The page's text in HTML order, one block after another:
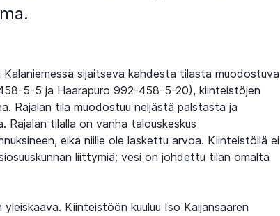
Kalaniemessä sijaitseva kahdesta tilasta muodostuva
5-5 ja Haarapuro 992-458-5-20), kiinteistöjen
Rajalan tila muodostuu neljästä palstasta ja
Rajalan tilalla on vanha talouskeskus
eikä niille ole laskettu arvoa. Kiinteistöllä ei
liittymiä; vesi on johdettu tilan omalta
Kiinteistöön kuuluu Iso Kaijansaaren